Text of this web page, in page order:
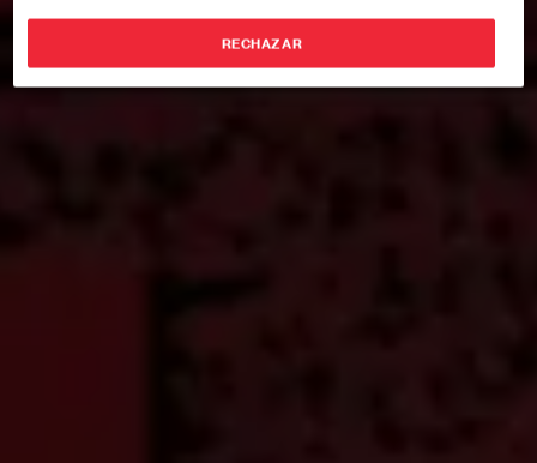
RECHAZAR